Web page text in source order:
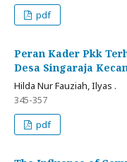
pdf
Peran Kader Pkk
Desa Singaraja
Hilda Nur Fauziah, Ilyas .
345-357
pdf